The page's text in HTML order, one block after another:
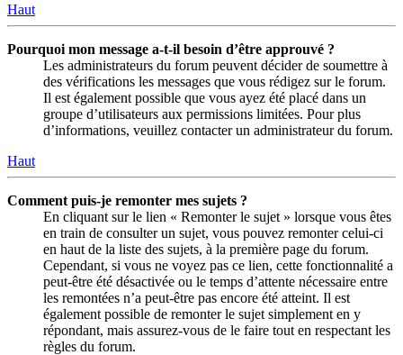
Haut
Pourquoi mon message a-t-il besoin d’être approuvé ?
Les administrateurs du forum peuvent décider de soumettre à
des vérifications les messages que vous rédigez sur le forum.
Il est également possible que vous ayez été placé dans un
groupe d’utilisateurs aux permissions limitées. Pour plus
d’informations, veuillez contacter un administrateur du forum.
Haut
Comment puis-je remonter mes sujets ?
En cliquant sur le lien « Remonter le sujet » lorsque vous êtes
en train de consulter un sujet, vous pouvez remonter celui-ci
en haut de la liste des sujets, à la première page du forum.
Cependant, si vous ne voyez pas ce lien, cette fonctionnalité a
peut-être été désactivée ou le temps d’attente nécessaire entre
les remontées n’a peut-être pas encore été atteint. Il est
également possible de remonter le sujet simplement en y
répondant, mais assurez-vous de le faire tout en respectant les
règles du forum.